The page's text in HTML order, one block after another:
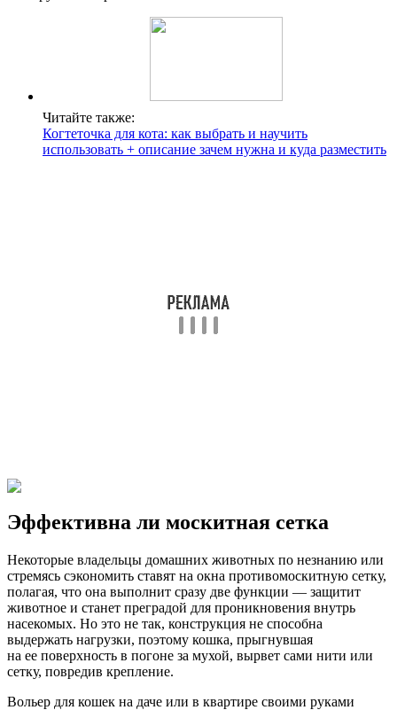
Читайте также:
Когтеточка для кота: как выбрать и научить
использовать + описание зачем нужна и куда разместить
Эффективна ли москитная сетка
Некоторые владельцы домашних животных по незнанию или
стремясь сэкономить ставят на окна противомоскитную сетку,
полагая, что она выполнит сразу две функции — защитит
животное и станет преградой для проникновения внутрь
насекомых. Но это не так, конструкция не способна
выдержать нагрузки, поэтому кошка, прыгнувшая
на ее поверхность в погоне за мухой, вырвет сами нити или
сетку, повредив крепление.
Вольер для кошек на даче или в квартире своими руками